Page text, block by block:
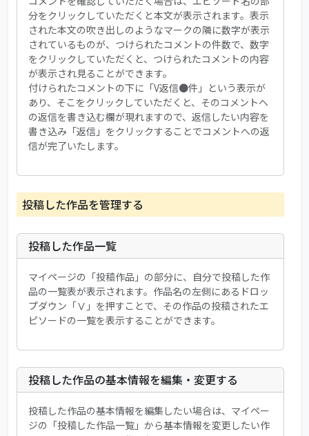
分をクリックしていただくと本文が表示されます。表示
された本文の吹き出しのようなマークの隣に数字が表示
されているものが、つけられたコメントの件数で、数字
をクリックしていただくと、つけられたコメントの内容
が表示され見ることができます。
付けられたコメントの下に「V返信●件」という表示が
あり、そこをクリックしていただくと、そのコメントへ
の返信を書き込む欄が現れますので、返信したい内容を
書き込み「返信」をクリックすることでコメントへの返
信が完了いたします。
投稿した作品を管理する
投稿した作品一覧
マイページの「投稿作品」の部分に、自分で投稿した作
品の一覧表が表示されます。作品名の左側にあるドロッ
プダウン「Ⅴ」を押すことで、その作品の投稿されたエ
ピソードの一覧を表示することができます。
投稿した作品の基本情報を編集・変更する
投稿した作品の基本情報を編集したい場合は、マイペー
ジの「投稿した作品一覧」から基本情報を変更したい作